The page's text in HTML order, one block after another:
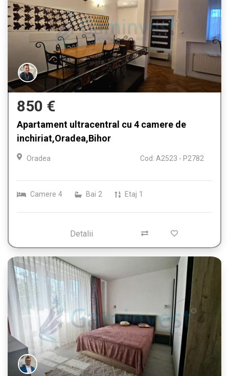
850 €
Apartament ultracentral cu 4 camere de
inchiriat,Oradea,Bihor
Oradea Cod: A2523 - P2782
Camere 4 Bai 2 Etaj 1
Detalii